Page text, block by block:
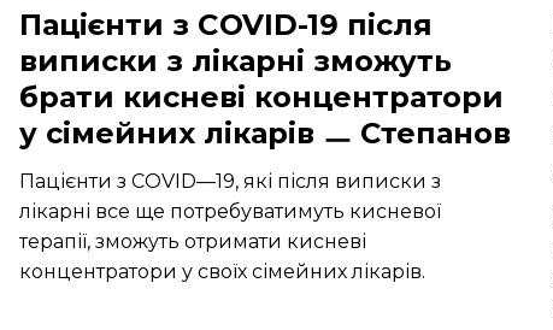
Пацієнти з COVID-19 після
виписки з лікарні зможуть
брати кисневі концентратори
у сімейних лікарів ㅡ Степанов
Пацієнти з COVID—19, які після виписки з
лікарні все ще потребуватимуть кисневої
терапії, зможуть отримати кисневі
концентратори у своїх сімейних лікарів.